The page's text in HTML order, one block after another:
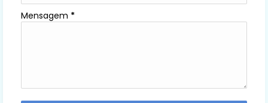
Mensagem *